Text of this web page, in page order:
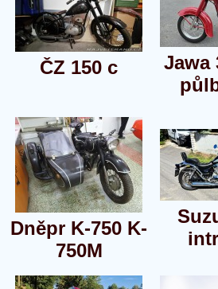
ČZ 150 c
Jawa
Dněpr K-750 K-
750M